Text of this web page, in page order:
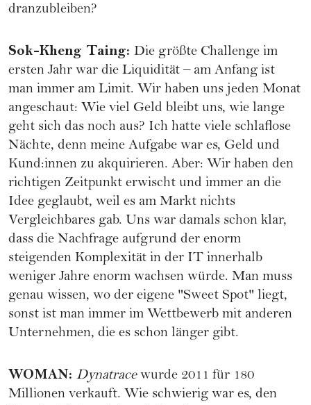
dranzubleiben?
Sok-Kheng Taing: Die größte Challenge im
ersten Jahr war die Liquidität – am Anfang ist
man immer am Limit. Wir haben uns jeden Monat
angeschaut: Wie viel Geld bleibt uns, wie lange
geht sich das noch aus? Ich hatte viele schlaflose
Nächte, denn meine Aufgabe war es, Geld und
Kund:innen zu akquirieren. Aber: Wir haben den
richtigen Zeitpunkt erwischt und immer an die
Idee geglaubt, weil es am Markt nichts
Vergleichbares gab. Uns war damals schon klar,
dass die Nachfrage aufgrund der enorm
steigenden Komplexität in der IT innerhalb
weniger Jahre enorm wachsen würde. Man muss
genau wissen, wo der eigene "Sweet Spot" liegt,
sonst ist man immer im Wettbewerb mit anderen
Unternehmen, die es schon länger gibt.
WOMAN: Dynatracewurde 2011 für 180
Millionen verkauft. Wie schwierig war es, den